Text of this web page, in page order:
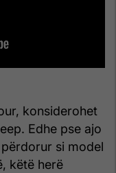
konsiderohet
Edhe pse ajo
si model
këtë herë